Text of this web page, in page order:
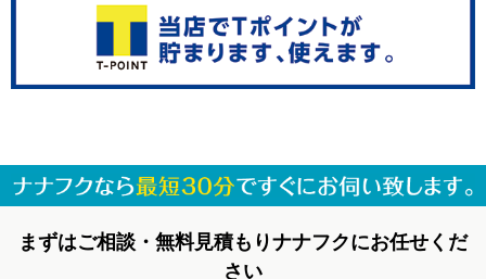
まずはご相談・無料見積もりナナフクにお任せくだ
さい